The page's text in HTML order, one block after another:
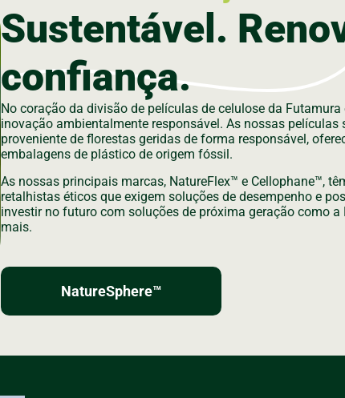
Sustentável.
confiança.
No coração da divisão de películas de celulose da
inovação ambientalmente responsável. As nossas películas
proveniente de florestas geridas de forma responsável,
embalagens de plástico de origem fóssil.
As nossas principais marcas, NatureFlex™ e Cellophane™,
retalhistas éticos que exigem soluções de desempenho e
investir no futuro com soluções de próxima geração como
mais.
NatureSphere™